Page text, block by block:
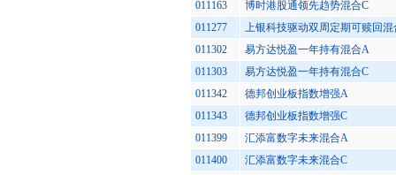
011163
博时港股通领先趋势混合C
011277
上银科技驱动双周定期可赎回
011302
易方达悦盈一年持有混合A
011303
易方达悦盈一年持有混合C
011342
德邦创业板指数增强A
011343
德邦创业板指数增强C
011399
汇添富数字未来混合A
011400
汇添富数字未来混合C